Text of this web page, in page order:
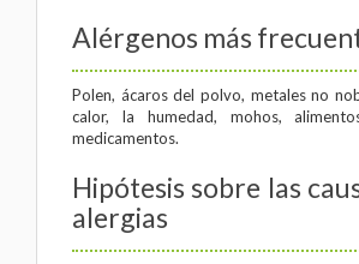
Alérgenos más
Polen, ácaros del polvo, metales no
calor, la humedad, mohos,
medicamentos.
Hipótesis sobre las
alergias